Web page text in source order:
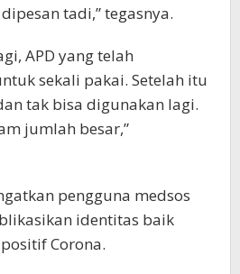
tadi,” tegasnya.
APD yang telah
sekali pakai. Setelah itu
tak bisa digunakan lagi.
jumlah besar,”
pengguna medsos
identitas baik
Corona.